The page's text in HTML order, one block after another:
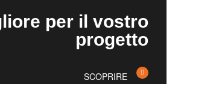
per il vostro
progetto
SCOPRIRE